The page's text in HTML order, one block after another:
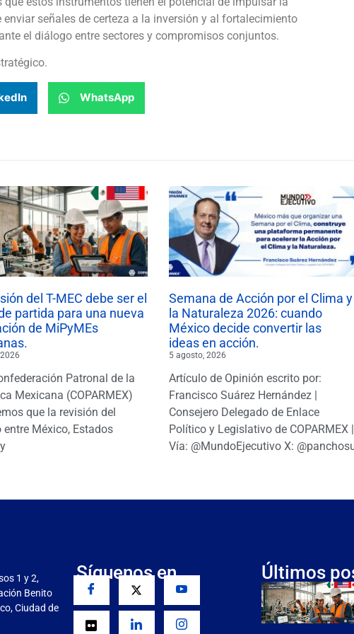
señales de certeza a la inversión y al fortalecimiento
el diálogo entre sectores y compromisos conjuntos.
WhatsApp
del T-MEC debe ser el
partida para una nueva
de MiPyMEs
Patronal de la
Mexicana (COPARMEX)
que la revisión del
entre México, Estados
Semana de Acción por el Clima y
la Naturaleza 2026: cuando
México decide convertir las
ideas en acción.
5 agosto, 2026
Artículo de Opinión escrito por:
Francisco Suárez Hernández |
Consejero Delegado de Enlace
Político y Legislativo de COPARMEX |
Vía: @MundoEjecutivo X:
1 y 2,
Benito
Ciudad de
Síguenos en Últimos